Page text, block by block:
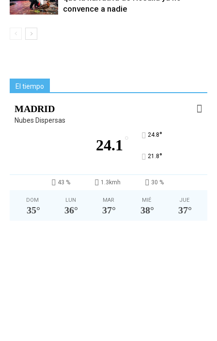
convence a nadie
El tiempo
MADRID
Nubes Dispersas
24.1 ° 24.8°
21.8°
43 % 1.3kmh 30 %
DOM
35°
LUN
36°
MAR
37°
MIÉ
38°
JUE
37°